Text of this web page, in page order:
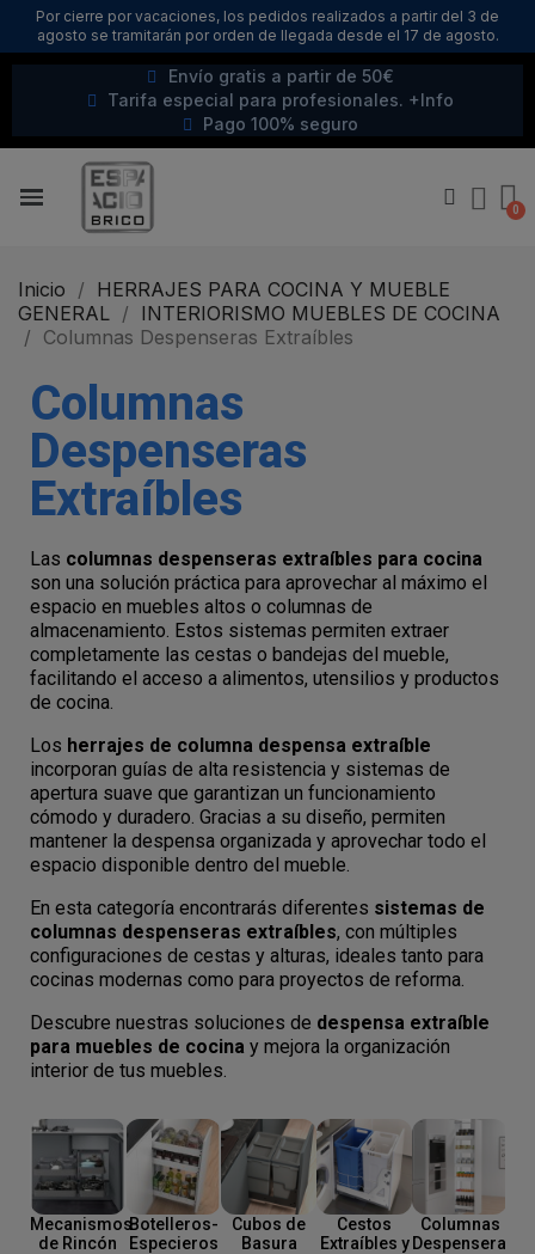
Por cierre por vacaciones, los pedidos realizados a partir del 3 de
agosto se tramitarán por orden de llegada desde el 17 de agosto.
Envío gratis a partir de 50€
Tarifa especial para profesionales. +Info
Pago 100% seguro
Inicio
HERRAJES PARA COCINA Y MUEBLE
GENERAL
INTERIORISMO MUEBLES DE COCINA
Columnas Despenseras Extraíbles
Columnas
Despenseras
Extraíbles
Las columnas despenseras extraíbles para cocina
son una solución práctica para aprovechar al máximo el
espacio en muebles altos o columnas de
almacenamiento. Estos sistemas permiten extraer
completamente las cestas o bandejas del mueble,
facilitando el acceso a alimentos, utensilios y productos
de cocina.
Los herrajes de columna despensa extraíble
incorporan guías de alta resistencia y sistemas de
apertura suave que garantizan un funcionamiento
cómodo y duradero. Gracias a su diseño, permiten
mantener la despensa organizada y aprovechar todo el
espacio disponible dentro del mueble.
En esta categoría encontrarás diferentes sistemas de
columnas despenseras extraíbles, con múltiples
configuraciones de cestas y alturas, ideales tanto para
cocinas modernas como para proyectos de reforma.
Descubre nuestras soluciones de despensa extraíble
para muebles de cocina y mejora la organización
interior de tus muebles.
Mecanismos
de Rincón
Botelleros-
Especieros
Cubos de
Basura
Cestos
Extraíbles y
Columnas
Despenseras